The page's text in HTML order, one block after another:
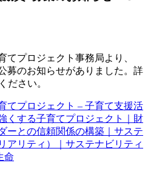
てプロジェクト事務局より、
募のお知らせがありました。詳
ださい。
てプロジェクト – 子育て支援活
くする子育てプロジェクト｜財
ーとの信頼関係の構築｜サステ
アリティ）｜サステナビリティ
命